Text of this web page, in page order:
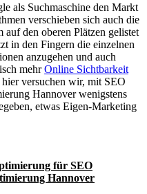
als Suchmaschine den Markt
verschieben sich auch die
den oberen Plätzen gelistet
in den Fingern die einzelnen
anzugehen und auch
mehrOnline Sichtbarkeit
versuchen wir, mit SEO
Hannover wenigstens
etwas Eigen-Marketing
für SEO
Hannover